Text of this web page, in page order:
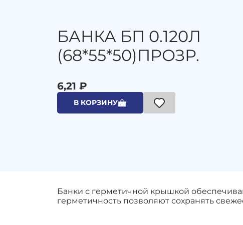
БАНКА БП 0.120Л
(68*55*50)ПРОЗР.
6,21 ₽
В КОРЗИНУ
Банки с герметичной крышкой
герметичность позволяют сохранять